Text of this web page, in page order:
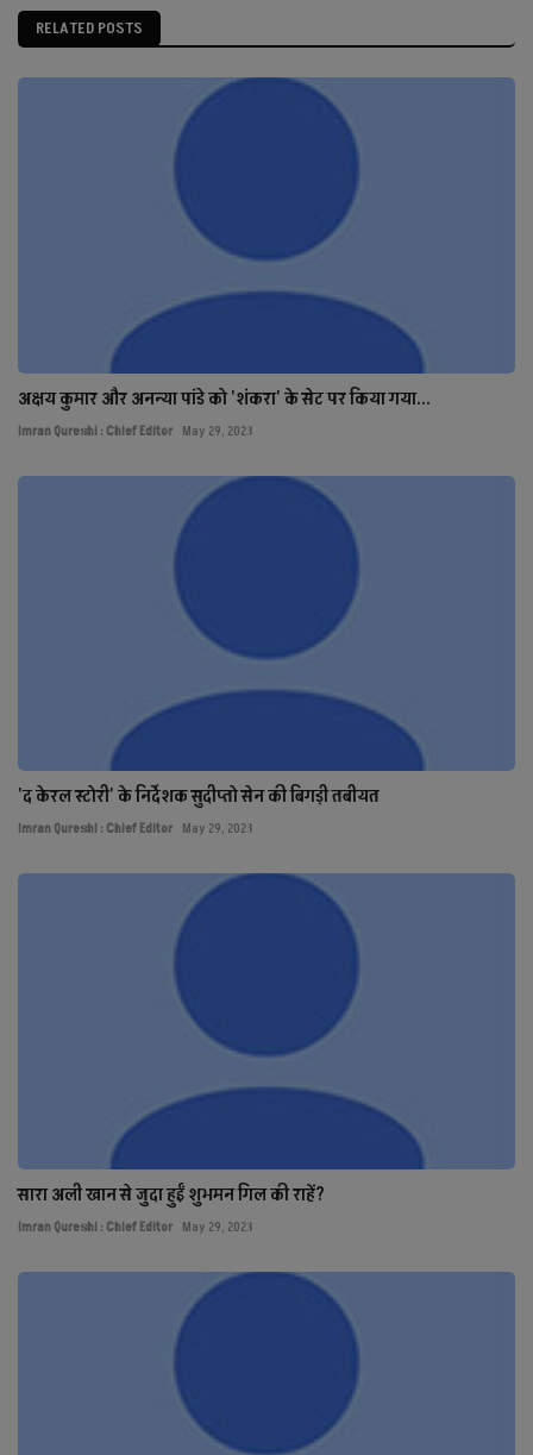
RELATED POSTS
अक्षय कुमार और अनन्या पांडे को 'शंकरा' के सेट पर किया गया...
Imran Qureshi : Chief Editor May 29, 2023
'द केरल स्टोरी' के निर्देशक सुदीप्तो सेन की बिगड़ी तबीयत
Imran Qureshi : Chief Editor May 29, 2023
सारा अली खान से जुदा हुईं शुभमन गिल की राहें?
Imran Qureshi : Chief Editor May 29, 2023